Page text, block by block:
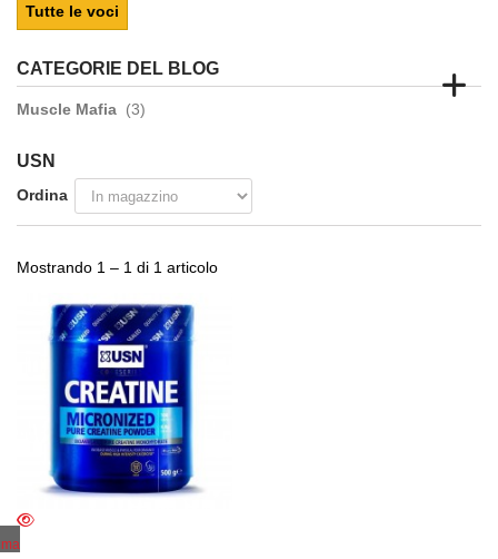
Tutte le voci
CATEGORIE DEL BLOG
Muscle Mafia (3)
USN
Ordina
Mostrando 1 – 1 di 1 articolo